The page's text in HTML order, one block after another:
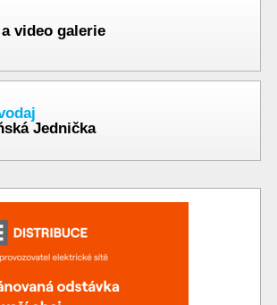
video galerie
Jednička